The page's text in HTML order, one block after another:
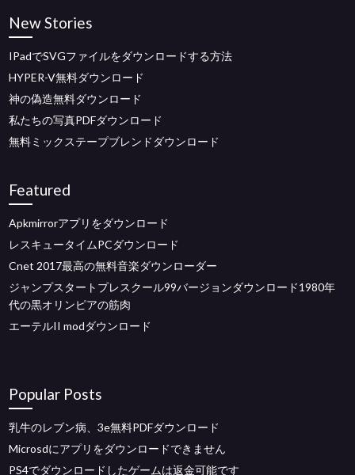
New Stories
IPadでSVGファイルをダウンロードする方法
HYPER-V無料ダウンロード
神の偽造無料ダウンロード
私たちの写真PDFダウンロード
無料ミックステープブレンドダウンロード
Featured
Apkmirrorアプリをダウンロード
レスキュータイムPCダウンロード
Cnet 2017最高の無料音楽ダウンローダー
ジャンプスタートプレスクール99バージョンダウンロード1980年
代の黒オリンピアの筋肉
エーテルII modダウンロード
Popular Posts
乳牛のレブン病、3e無料PDFダウンロード
Microsdにアプリをダウンロードできません
PS4でダウンロードしたゲームは返金可能です